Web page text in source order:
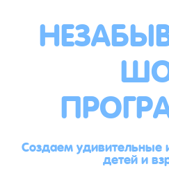
Создаем удивительные
детей и